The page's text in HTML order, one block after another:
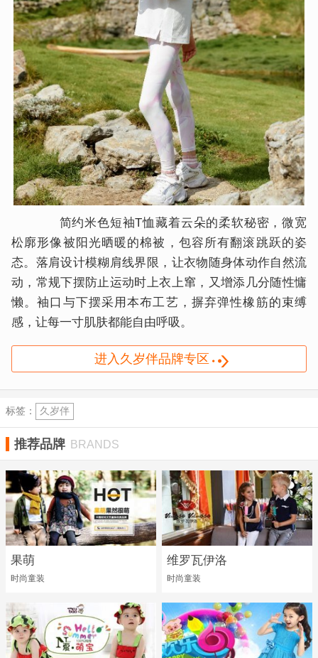
简约米色短袖T恤藏着云朵的柔软秘密，微宽
松廓形像被阳光晒暖的棉被，包容所有翻滚跳跃的姿
态。落肩设计模糊肩线界限，让衣物随身体动作自然流
动，常规下摆防止运动时上衣上窜，又增添几分随性慵
懒。袖口与下摆采用本布工艺，摒弃弹性橡筋的束缚
感，让每一寸肌肤都能自由呼吸。
进入久岁伴品牌专区
标签： 久岁伴
推荐品牌 BRANDS
果萌
时尚童装
维罗瓦伊洛
时尚童装